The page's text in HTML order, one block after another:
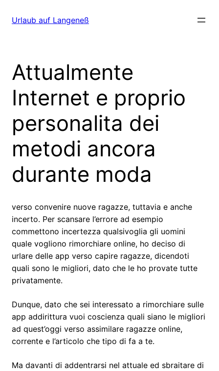
zumUrlaub auf Langeneß
Attualmente
Internet e proprio
personalita dei
metodi ancora
durante moda
verso convenire nuove ragazze, tuttavia e anche
incerto. Per scansare l’errore ad esempio
commettono incertezza qualsivoglia gli uomini
quale vogliono rimorchiare online, ho deciso di
urlare delle app verso capire ragazze, dicendoti
quali sono le migliori, dato che le ho provate tutte
privatamente.
Dunque, dato che sei interessato a rimorchiare sulle
app addirittura vuoi coscienza quali siano le migliori
ad quest’oggi verso assimilare ragazze online,
corrente e l’articolo che tipo di fa a te.
Ma davanti di addentrarsi nel attuale ed sbraitare di